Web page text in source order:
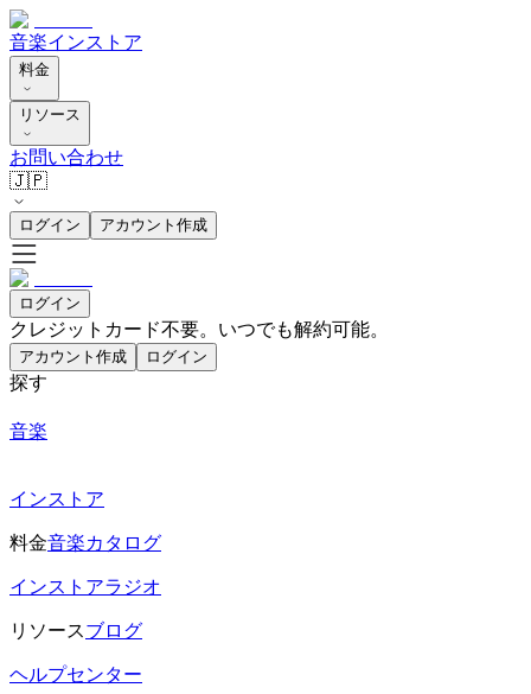
音楽インストア
料金
リソース
お問い合わせ
🇯🇵
ログイン アカウント作成
ログイン
クレジットカード不要。いつでも解約可能。
アカウント作成 ログイン
探す
音楽
インストア
料金音楽カタログ
インストアラジオ
リソースブログ
ヘルプセンター